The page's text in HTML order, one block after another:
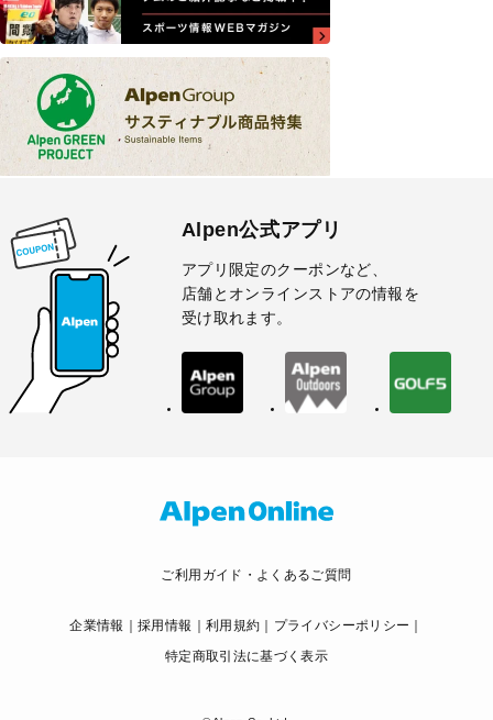
Alpen公式アプリ
アプリ限定のクーポンなど、
店舗とオンラインストアの情報を
受け取れます。
ご利用ガイド・よくあるご質問
企業情報 採用情報 利用規約
プライバシーポリシー
特定商取引法に基づく表示